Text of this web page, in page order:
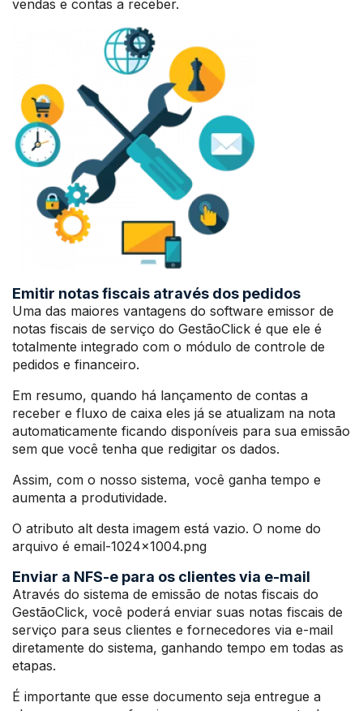
vendas e contas a receber.
Emitir notas fiscais através dos pedidos
Uma das maiores vantagens do software emissor de
notas fiscais de serviço do GestãoClick é que ele é
totalmente integrado com o módulo de controle de
pedidos e financeiro.
Em resumo, quando há lançamento de contas a
receber e fluxo de caixa eles já se atualizam na nota
automaticamente ficando disponíveis para sua emissão
sem que você tenha que redigitar os dados.
Assim, com o nosso sistema, você ganha tempo e
aumenta a produtividade.
O atributo alt desta imagem está vazio. O nome do
arquivo é email-1024×1004.png
Enviar a NFS-e para os clientes via e-mail
Através do sistema de emissão de notas fiscais do
GestãoClick, você poderá enviar suas notas fiscais de
serviço para seus clientes e fornecedores via e-mail
diretamente do sistema, ganhando tempo em todas as
etapas.
É importante que esse documento seja entregue a